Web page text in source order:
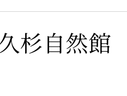
杉自然